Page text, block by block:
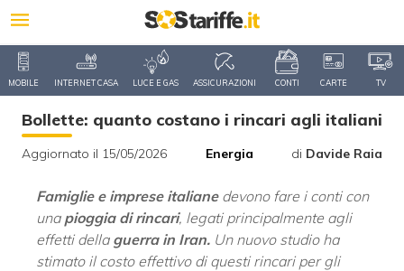
MOBILE INTERNET CASA LUCE E GAS ASSICURAZIONI CONTI CARTE TV
Bollette: quanto costano i rincari agli italiani
Aggiornato il 15/05/2026 Energia di Davide Raia
Famiglie e imprese italianedevono fare i conti con
unapioggia di rincari, legati principalmente agli
effetti dellaguerra in Iran. Un nuovo studio ha
stimato il costo effettivo di questi rincari per gli